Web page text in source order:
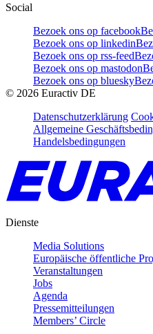
Social
Bezoek ons op facebook
Bezoek ons op linkedin
Bezoek ons op rss-feed
Bezoek ons op mastodon
Bezoek ons op bluesky
© 2026 Euractiv DE
Datenschutzerklärung
Allgemeine
Handelsbedingungen
Dienste
Media Solutions
Europäische öffentliche
Veranstaltungen
Jobs
Agenda
Pressemitteilungen
Members’ Circle